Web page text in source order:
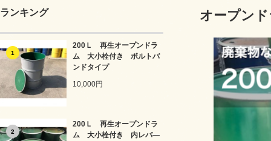
ランキング
1
200Ｌ 再生オープンドラ
ム 大小栓付き ボルトバ
ンドタイプ
10,000円
2
200Ｌ 再生オープンドラ
ム 大小栓付き 内レバ―
オープン